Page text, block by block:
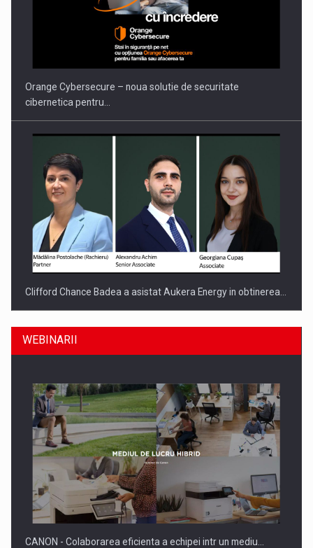
Orange Cybersecure – noua solutie de securitate
cibernetica pentru…
Clifford Chance Badea a asistat Aukera Energy in obtinerea…
SAPTE PERSONALITATI DIN MEDIUL DE AFACERI, ACADEMIC
SI INSTITUTIONAL…
WEBINARII
CANON - Colaborarea eficienta a echipei intr un mediu…